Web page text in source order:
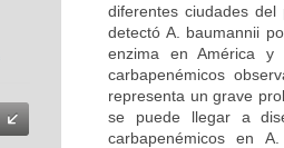
diferentes ciudades
detectó A. baumannii
enzima en América
carbapenémicos
representa un grave
se puede llegar a
carbapenémicos en